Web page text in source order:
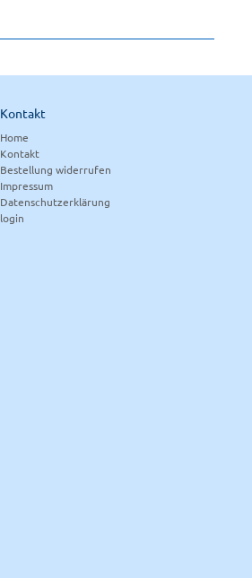
Kontakt
Home
Kontakt
Bestellung widerrufen
Impressum
Datenschutzerklärung
login